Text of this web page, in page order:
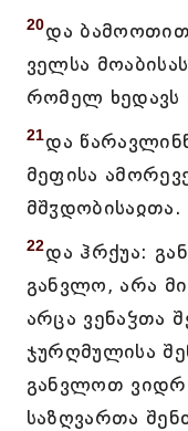
20და
ველსა
რომელ ხედავს
21და
მეფისა
მშჳდობისაჲთა.
22და ჰრქუა:
განვლო, არა
არცა ვენაჴთა
ჯურღმულისა
განვლოთ
საზღვართა